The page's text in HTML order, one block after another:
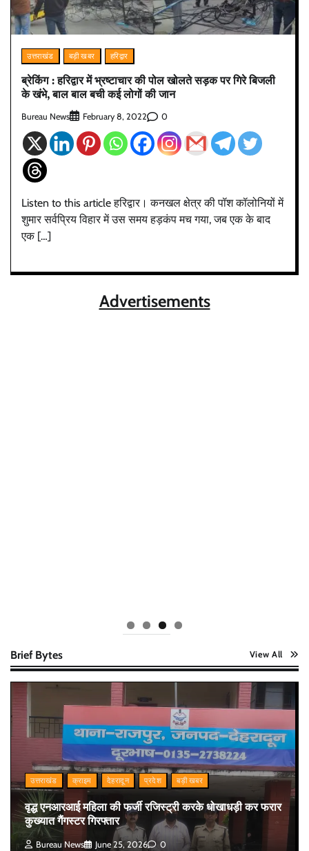
उत्तराखंड बड़ी खबर हरिद्वार
ब्रेकिंग : हरिद्वार में भ्रष्टाचार की पोल खोलते सड़क पर गिरे बिजली
के खंभे, बाल बाल बची कई लोगों की जान
Bureau News February 8, 2022 0
Listen to this article हरिद्वार। कनखल क्षेत्र की पॉश कॉलोनियों में
शुमार सर्वप्रिय विहार में उस समय हड़कंप मच गया, जब एक के बाद
एक […]
Advertisements
Brief Bytes View All
उत्तराखंड क्राइम देहरादून प्रदेश बड़ी खबर
वृद्ध एनआरआई महिला की फर्जी रजिस्ट्री करके धोखाधड़ी कर फरार
कुख्यात गैंगस्टर गिरफ्तार
Bureau News June 25, 2026 0